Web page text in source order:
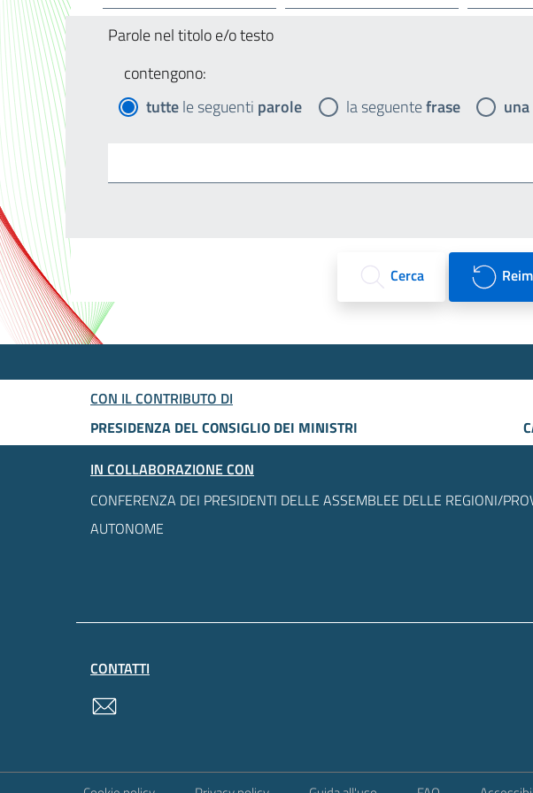
Parole nel titolo e/o testo
contengono:
tuttele seguenti parole la seguentefrase una
Cerca
CON IL CONTRIBUTO DI
PRESIDENZA DEL CONSIGLIO DEI MINISTRI
IN COLLABORAZIONE CON
CONFERENZA DEI PRESIDENTI DELLE ASSEMBLEE DELLE REGIONI/
AUTONOME
CONTATTI